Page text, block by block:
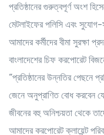
প্রতিষ্ঠানের গুরুত্বপূর্ণ অংশ
মেটলাইফের পলিসি এবং
আমাদের কর্মীদের বীমা সুরক্ষা
বাংলাদেশের চিফ করপোরেট
“প্রতিষ্ঠানের উন্নতির পেছনে
জেনে অনুপ্রাণিত বোধ করবেন যে
জীবনের বহু অনিশ্চয়তা থেকে
আমাদের করপোরেট ক্লায়েন্ট